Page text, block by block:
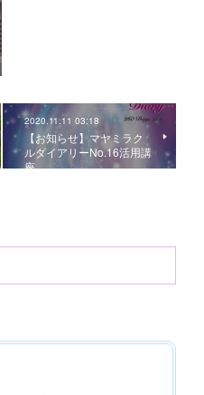
2020.11.11 03:18
【お知らせ】マヤミラク
ルダイアリーNo.16活用講
座